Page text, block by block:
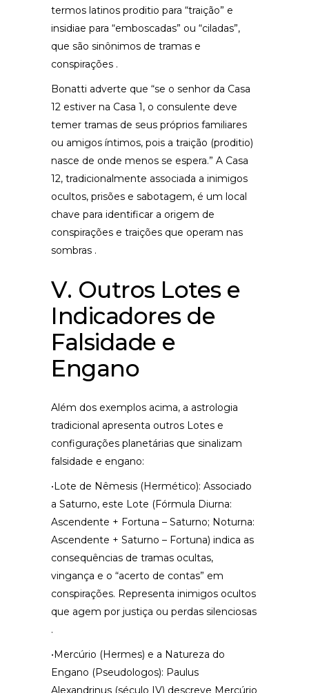
termos latinos proditio para “traição” e
insidiae para “emboscadas” ou “ciladas”,
que são sinônimos de tramas e
conspirações .
Bonatti adverte que “se o senhor da Casa
12 estiver na Casa 1, o consulente deve
temer tramas de seus próprios familiares
ou amigos íntimos, pois a traição (proditio)
nasce de onde menos se espera.” A Casa
12, tradicionalmente associada a inimigos
ocultos, prisões e sabotagem, é um local
chave para identificar a origem de
conspirações e traições que operam nas
sombras .
V. Outros Lotes e
Indicadores de
Falsidade e
Engano
Além dos exemplos acima, a astrologia
tradicional apresenta outros Lotes e
configurações planetárias que sinalizam
falsidade e engano:
•Lote de Nêmesis (Hermético): Associado
a Saturno, este Lote (Fórmula Diurna:
Ascendente + Fortuna – Saturno; Noturna:
Ascendente + Saturno – Fortuna) indica as
consequências de tramas ocultas,
vingança e o “acerto de contas” em
conspirações. Representa inimigos ocultos
que agem por justiça ou perdas silenciosas
.
•Mercúrio (Hermes) e a Natureza do
Engano (Pseudologos): Paulus